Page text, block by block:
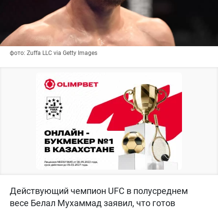
фото: Zuffa LLC via Getty Images
Действующий чемпион UFC в полусреднем
весе Белал Мухаммад заявил, что готов